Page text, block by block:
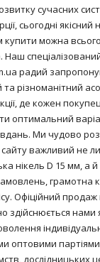
сучасних
сьогодні якісний
можна всього
радий
різноманітний
де кожен
оптимальний
Ми чудово
важливий не
нікель D 15 мм, а
грамотна
Офіційний продаж
здійснюється нами
оптовими
дослідницьких